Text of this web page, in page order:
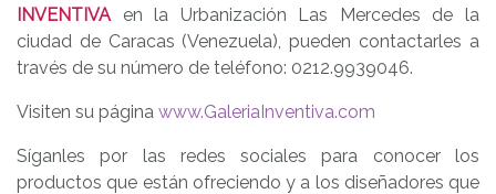
INVENTIVA en la Urbanización Las Mercedes de la
ciudad de Caracas (Venezuela), pueden contactarles a
través de su número de teléfono: 0212.9939046.
Visiten su página www.GaleriaInventiva.com
Síganles por las redes sociales para conocer los
productos que están ofreciendo y a los diseñadores que